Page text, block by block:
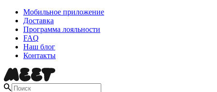
Мобильное приложение
Доставка
Программа лояльности
FAQ
Наш блог
Контакты